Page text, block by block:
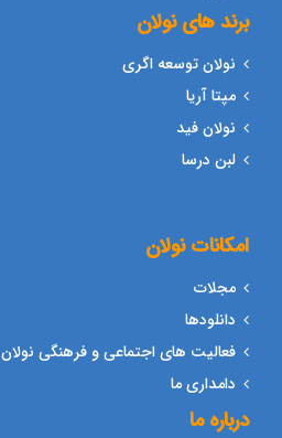
برند های نولان
نولان توسعه اگری
مپتا آریا
نولان فید
لبن درسا
امکانات نولان
مجلات
دانلودها
فعالیت های اجتماعی و فرهنگی نولان
دامداری ما
درباره ما